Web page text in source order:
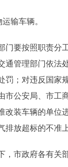
输车辆。
要按照职责分工
通管理部门依法
罚；对违反国家
市公安局、市工
改装车辆的单位
排放超标的不准
市政府各有关部